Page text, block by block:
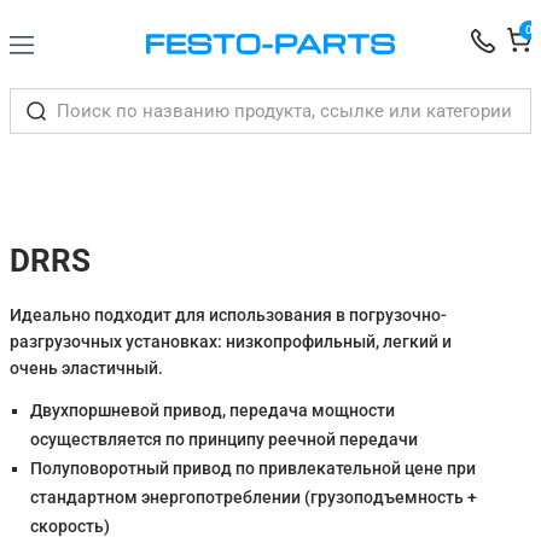
0
DRRS
Идеально подходит для использования в погрузочно-
разгрузочных установках: низкопрофильный, легкий и
очень эластичный.
Двухпоршневой привод, передача мощности
осуществляется по принципу реечной передачи
Полуповоротный привод по привлекательной цене при
стандартном энергопотреблении (грузоподъемность +
скорость)